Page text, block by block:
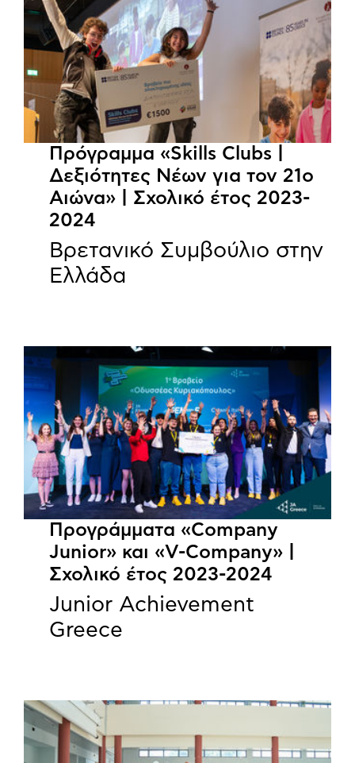
Πρόγραμμα «Skills Clubs |
Δεξιότητες Νέων για τον 21ο
Αιώνα» | Σχολικό έτος 2023-
2024
Βρετανικό Συμβούλιο στην
Ελλάδα
Προγράμματα «Company
Junior» και «V-Company» |
Σχολικό έτος 2023-2024
Junior Achievement
Greece